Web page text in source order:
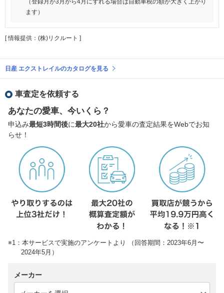
ます）
[ 情報提供：(株)リクルート ]
日産 エクストレイルのカタログを見る
車査定を依頼する
あなたの愛車、今いくら？
申込み最短3時間後に最大20社から愛車の査定結果をWebでお知
らせ！
※1：本サービスで実施のアンケートより （回答期間：2023年6月〜
2024年5月）
メーカー